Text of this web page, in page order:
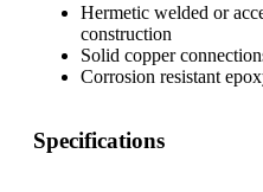
Hermetic welded or
construction
Solid copper
Corrosion resistant
Specifications